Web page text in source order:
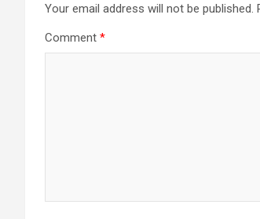
Your email address will not be published.
Comment *